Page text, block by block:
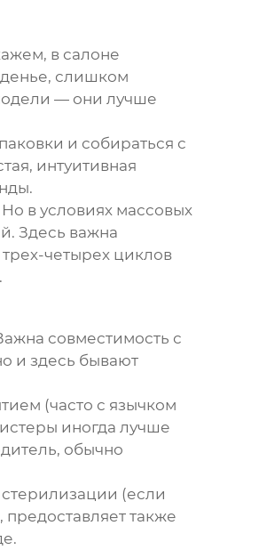
в салоне
слишком
— они лучше
и собираться с
интуитивная
в условиях массовых
Здесь важна
четырех циклов
совместимость с
и здесь бывают
(часто с язычком
иногда лучше
обычно
(если
, предоставляет также